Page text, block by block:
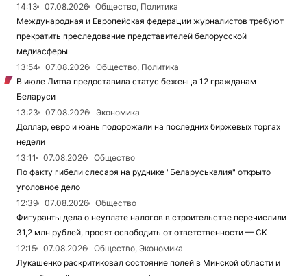
14:13
07.08.2026
Общество, Политика
Международная и Европейская федерации журналистов требуют
прекратить преследование представителей белорусской
медиасферы
13:54
07.08.2026
Общество, Политика
В июле Литва предоставила статус беженца 12 гражданам
Беларуси
13:23
07.08.2026
Экономика
Доллар, евро и юань подорожали на последних биржевых торгах
недели
13:11
07.08.2026
Общество
По факту гибели слесаря на руднике "Беларуськалия" открыто
уголовное дело
12:39
07.08.2026
Общество
Фигуранты дела о неуплате налогов в строительстве перечислили
31,2 млн рублей, просят освободить от ответственности — СК
12:15
07.08.2026
Общество, Экономика
Лукашенко раскритиковал состояние полей в Минской области и